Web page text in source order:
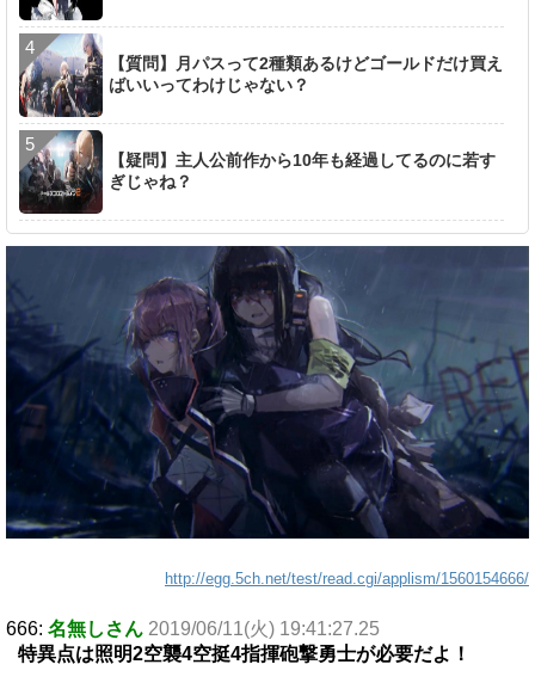
【質問】月パスって2種類あるけどゴールドだけ買え
ばいいってわけじゃない？
【疑問】主人公前作から10年も経過してるのに若す
ぎじゃね？
http://egg.5ch.net/test/read.cgi/applism/1560154666/
666: 名無しさん 2019/06/11(火) 19:41:27.25
特異点は照明2空襲4空挺4指揮砲撃勇士が必要だよ！